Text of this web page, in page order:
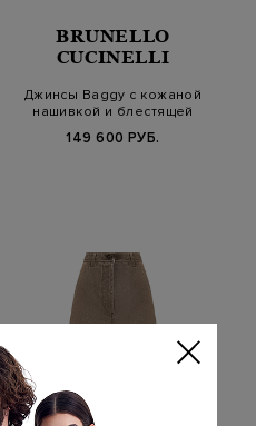
BRUNELLO
CUCINELLI
Джинсы Baggy c кожаной
нашивкой и блестящей
деталью Мо…
149 600 РУБ.